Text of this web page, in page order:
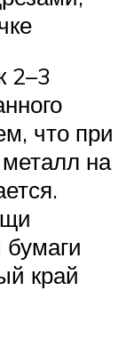
2–3
что при
на
край